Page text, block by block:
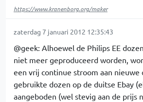
https://www.kranenborg.org/maker
zaterdag 7 januari 2012 12:35:43
@geek: Alhoewel de Philips EE
niet meer geproduceerd worden,
een vrij continue stroom aan nieuwe
gebruikte dozen op de duitse Ebay
aangeboden (wel stevig aan de prijs